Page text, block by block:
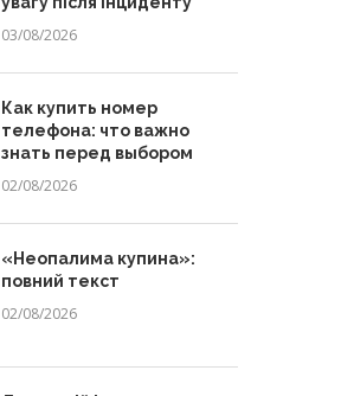
03/08/2026
Как купить номер
телефона: что важно
знать перед выбором
02/08/2026
«Неопалима купина»:
повний текст
02/08/2026